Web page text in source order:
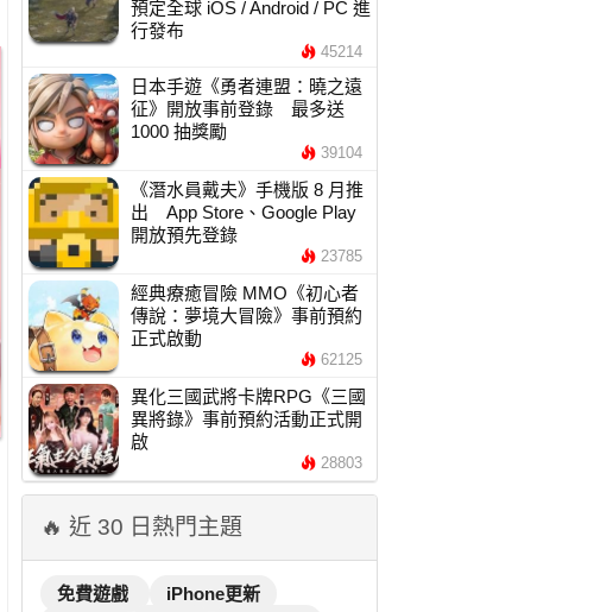
預定全球 iOS / Android / PC 進
行發布
45214
日本手遊《勇者連盟：曉之遠
征》開放事前登錄 最多送
1000 抽獎勵
39104
《潛水員戴夫》手機版 8 月推
出 App Store、Google Play
開放預先登錄
23785
經典療癒冒險 MMO《初心者
傳說：夢境大冒險》事前預約
正式啟動
62125
異化三國武將卡牌RPG《三國
異將錄》事前預約活動正式開
啟
28803
🔥 近 30 日熱門主題
免費遊戲
iPhone更新